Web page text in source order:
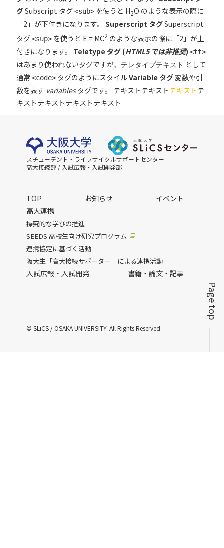
グSubscript タグ<sub> を使うと H2O のような表示の際に
「2」が下付きになります。
Superscript タグSuperscript
タグ<sup> を使うと E = MC2 のような表示の際に「2」が上
付きになります。
Teletype タグ (HTML5 では非推奨) <tt>
はあまり使われないタグですが、 テレタイプテキスト として
通常<code> タグのようにスタイルVariable タグ変数や引
数を表す variablesタグです。 テキストテキストテキストテ
キストテキストテキストテキスト
スチューデント・ライフサイクルサポートセンター
高大接続部 / 入試広報・入試開発部
TOP お知らせ
イベント
高大連携
探究的な学びの推進
SEEDS 高校生向け研究プログラム
連携協定に基づく活動
阪大生「高大接続サポーター」による連携活動
入試広報・入試開発 書籍・論文・記事
© SLiCS / OSAKA UNIVERSITY. All Rights Reserved
Page top